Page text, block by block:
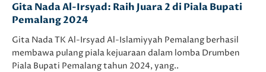
Gita Nada Al-Irsyad: Raih Juara 2 di Piala Bupati
Pemalang 2024
Gita Nada TK Al-Irsyad Al-Islamiyyah Pemalang berhasil
membawa pulang piala kejuaraan dalam lomba Drumben
Piala Bupati Pemalang tahun 2024, yang..